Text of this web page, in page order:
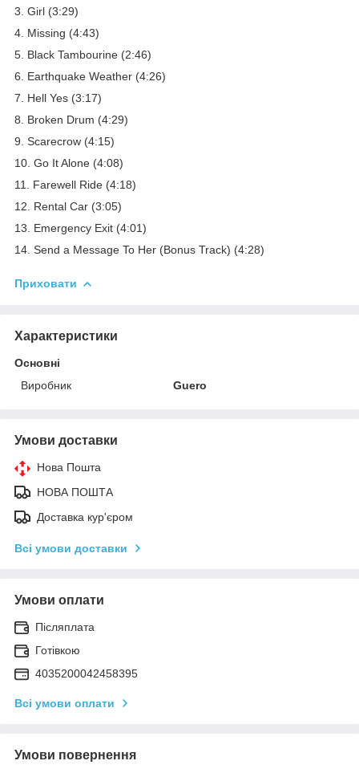
3. Girl (3:29)
4. Missing (4:43)
5. Black Tambourine (2:46)
6. Earthquake Weather (4:26)
7. Hell Yes (3:17)
8. Broken Drum (4:29)
9. Scarecrow (4:15)
10. Go It Alone (4:08)
11. Farewell Ride (4:18)
12. Rental Car (3:05)
13. Emergency Exit (4:01)
14. Send a Message To Her (Bonus Track) (4:28)
Приховати
Характеристики
Основні
Виробник
Guero
Умови доставки
Нова Пошта
НОВА ПОШТА
Доставка кур'єром
Всі умови доставки
Умови оплати
Післяплата
Готівкою
4035200042458395
Всі умови оплати
Умови повернення